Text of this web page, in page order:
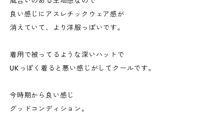
良い感じにアスレチックウェア感が
消えていて、より洋服っぽいです。
着用で被ってるような深いハットで
UKっぽく着ると悪い感じがしてクールです。
今時期から良い感じ
グッドコンディション。